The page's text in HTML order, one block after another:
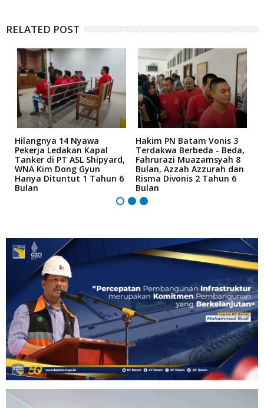
RELATED POST
Hilangnya 14 Nyawa
Pekerja Ledakan Kapal
Tanker di PT ASL Shipyard,
WNA Kim Dong Gyun
Hanya Dituntut 1 Tahun 6
Bulan
Hakim PN Batam Vonis 3
Terdakwa Berbeda - Beda,
Fahrurazi Muazamsyah 8
Bulan, Azzah Azzurah dan
Risma Divonis 2 Tahun 6
Bulan